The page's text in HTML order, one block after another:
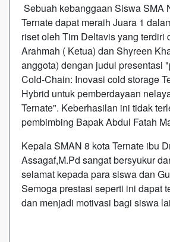
Sebuah kebanggaan Siswa SMA
Ternate dapat meraih Juara 1
riset oleh Tim Deltavis yang terdiri
Arahmah ( Ketua) dan Shyreen
anggota) dengan judul presentasi
Cold-Chain: Inovasi cold storage
Hybrid untuk pemberdayaan
Ternate". Keberhasilan ini tidak
pembimbing Bapak Abdul Fatah
Kepala SMAN 8 kota Ternate ibu
Assagaf,M.Pd sangat bersyukur
selamat kepada para siswa dan
Semoga prestasi seperti ini dapat
dan menjadi motivasi bagi siswa